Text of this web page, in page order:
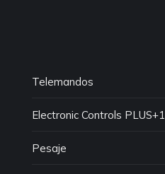
Telemandos
Electronic Controls PLUS+1
Pesaje